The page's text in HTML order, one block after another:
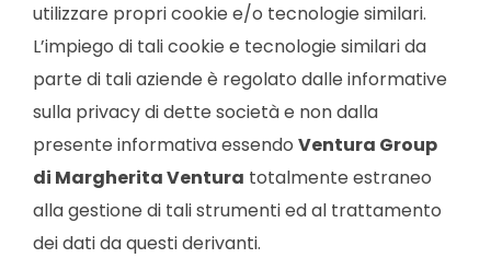
utilizzare propri cookie e/o tecnologie similari.
L’impiego di tali cookie e tecnologie similari da
parte di tali aziende è regolato dalle informative
sulla privacy di dette società e non dalla
presente informativa essendo Ventura Group
di Margherita Ventura totalmente estraneo
alla gestione di tali strumenti ed al trattamento
dei dati da questi derivanti.